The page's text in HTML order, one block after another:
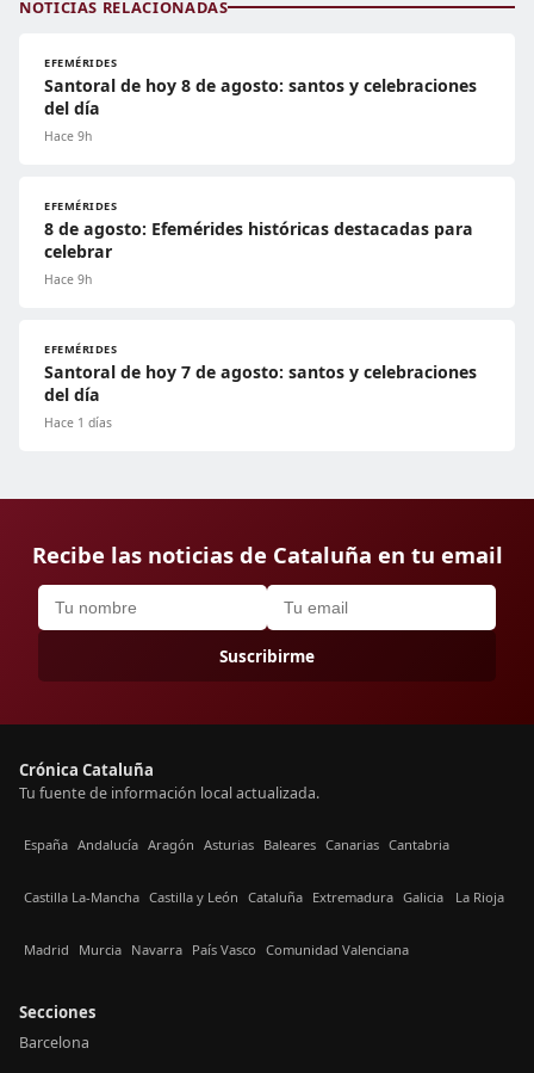
NOTICIAS RELACIONADAS
EFEMÉRIDES
Santoral de hoy 8 de agosto: santos y celebraciones
del día
Hace 9h
EFEMÉRIDES
8 de agosto: Efemérides históricas destacadas para
celebrar
Hace 9h
EFEMÉRIDES
Santoral de hoy 7 de agosto: santos y celebraciones
del día
Hace 1 días
Recibe las noticias de Cataluña en tu email
Suscribirme
Crónica Cataluña
Tu fuente de información local actualizada.
España Andalucía Aragón Asturias Baleares Canarias Cantabria
Castilla La-Mancha Castilla y León Cataluña Extremadura Galicia La Rioja
Madrid Murcia Navarra País Vasco Comunidad Valenciana
Secciones
Barcelona